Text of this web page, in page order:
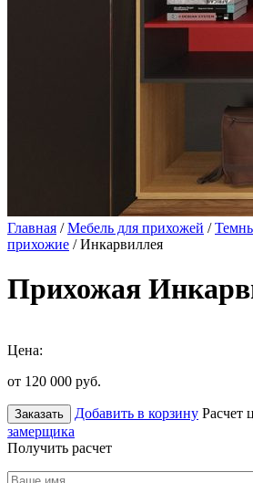
Главная /Мебель для прихожей /
прихожие / Инкарвиллея
Прихожая
Цена:
от 120 000 руб.
Заказать Добавить в корзину Расчет
замерщика
Получить расчет